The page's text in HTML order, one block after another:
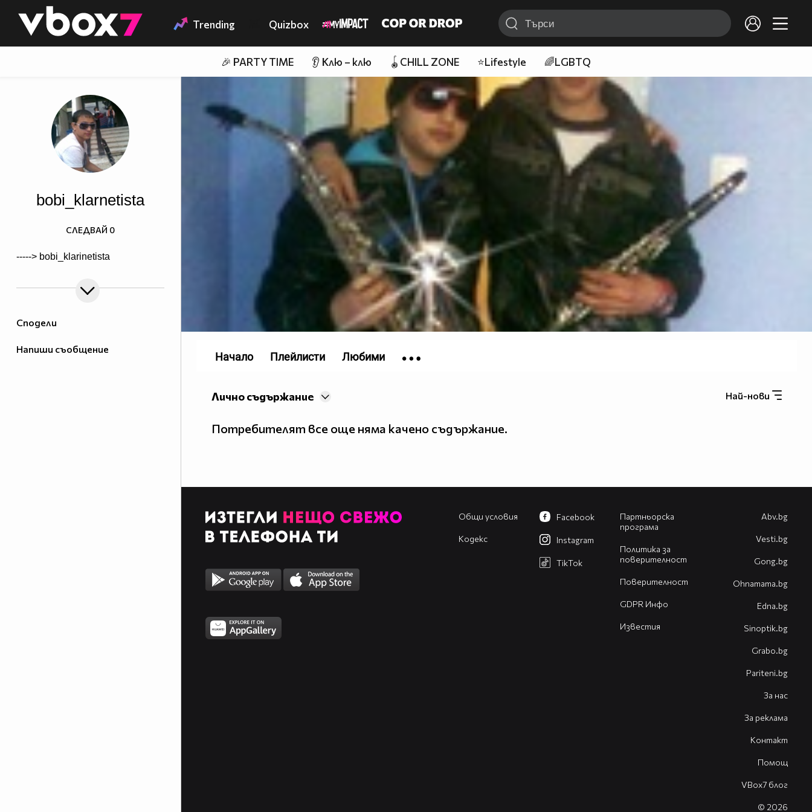
👾 Trending Quizbox
🎉 PARTY TIME 👂 Клю – клю 🪀CHILL ZONE ⭐Lifestyle 🌈LGBTQ
Сподели
Напиши съобщение
bobi_klarnetista
-----> bobi_klarinetista
СЛЕДВАЙ 0
Най-нови
Лично съдържание
Потребителят все още няма качено съдържание.
Начало Плейлисти Любими
Общи условия
Кодекс
Партньорска
програма
Политика за
поверителност
Поверителност
GDPR Инфо
Известия
Facebook
Instagram
TikTok
Abv.bg
Vesti.bg
Gong.bg
Оhnamama.bg
Edna.bg
Sinoptik.bg
Grabo.bg
Pariteni.bg
За нас
За реклама
Контакт
Помощ
VBox7 блог
© 2026